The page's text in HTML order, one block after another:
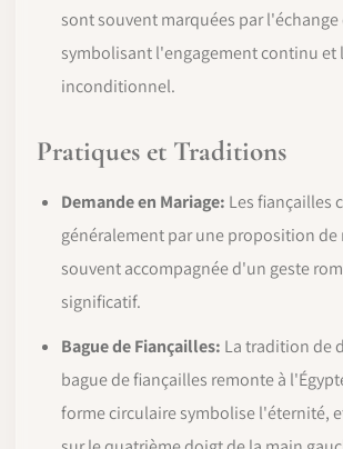
sont souvent marquées par
symbolisant l'engagement continu et
inconditionnel.
Pratiques et Traditions
Demande en Mariage: Les fiançailles
généralement par une proposition de
souvent accompagnée d'un geste
significatif.
Bague de Fiançailles: La tradition de
bague de fiançailles remonte à
forme circulaire symbolise l'éternité,